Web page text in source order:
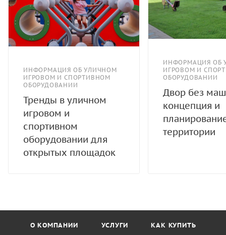
ИНФОРМАЦИЯ ОБ УЛИЧНОМ
ИГРОВОМ И СПОРТИВНОМ
ОБОРУДОВАНИИ
Тренды в уличном
игровом и
спортивном
оборудовании для
открытых площадок
ИНФОРМАЦИЯ ОБ
ИГРОВОМ И
ОБОРУДОВАНИИ
Двор без
концепция и
территории
О КОМПАНИИ УСЛУГИ КАК КУПИТЬ